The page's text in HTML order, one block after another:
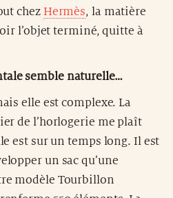
chez Hermès, la matière
l’objet terminé, quitte à
semble naturelle…
elle est complexe. La
de l’horlogerie me plaît
est sur un temps long. Il est
un sac qu’une
modèle Tourbillon